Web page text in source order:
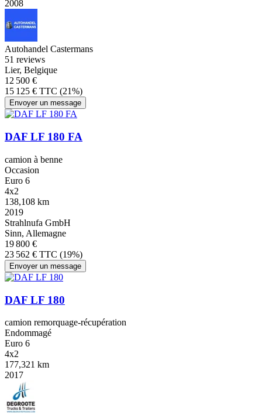
2008
Autohandel Castermans
51 reviews
Lier, Belgique
12 500 €
15 125 € TTC (21%)
Envoyer un message
DAF LF 180 FA
camion à benne
Occasion
Euro 6
4x2
138,108 km
2019
Strahlnufa GmbH
Sinn, Allemagne
19 800 €
23 562 € TTC (19%)
Envoyer un message
DAF LF 180
camion remorquage-récupération
Endommagé
Euro 6
4x2
177,321 km
2017